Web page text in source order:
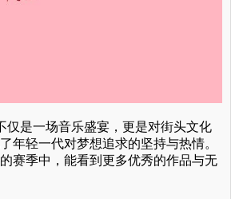
仅是一场音乐盛宴，更是对街头文化
年轻一代对梦想追求的坚持与热情。
赛季中，能看到更多优秀的作品与无